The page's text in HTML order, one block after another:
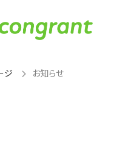
ジ お知らせ